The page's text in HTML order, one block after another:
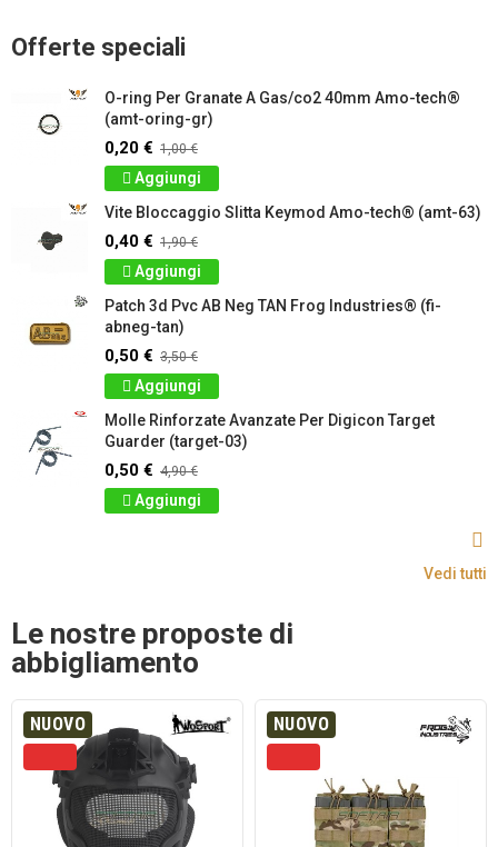
Offerte speciali
O-ring Per Granate A Gas/co2 40mm Amo-tech®
(amt-oring-gr)
0,20 € 1,00 €
Aggiungi
Vite Bloccaggio Slitta Keymod Amo-tech® (amt-63)
0,40 € 1,90 €
Aggiungi
Patch 3d Pvc AB Neg TAN Frog Industries® (fi-
abneg-tan)
0,50 € 3,50 €
Aggiungi
Molle Rinforzate Avanzate Per Digicon Target
Guarder (target-03)
0,50 € 4,90 €
Aggiungi
Vedi tutti
Le nostre proposte di
abbigliamento
NUOVO NUOVO